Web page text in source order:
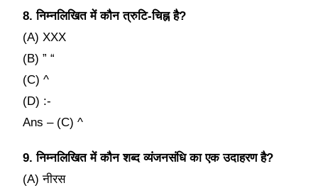
8. निम्नलिखित में कौन त्रुटि-चिह्न है?
(A) XXX
(B) ” “
(C) ^
(D) :-
Ans – (C) ^
9. निम्नलिखित में कौन शब्द व्यंजनसंधि का एक उदाहरण है?
(A) नीरस